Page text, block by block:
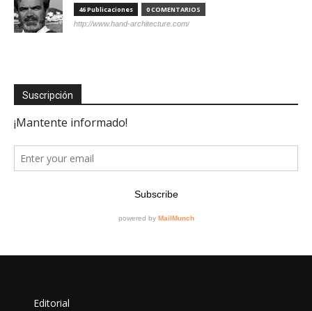
46 Publicaciones 0 COMENTARIOS
http://www.hand-architecture.com/
Suscripción
Editorial